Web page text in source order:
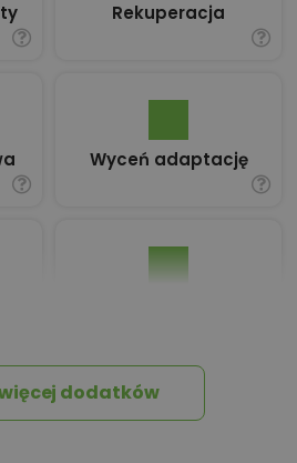
Rekuperacja
Wyceń adaptację
dodatków